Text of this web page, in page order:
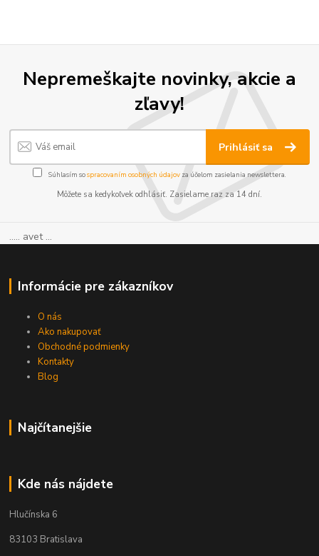
Nepremeškajte novinky, akcie a
zľavy!
Prihlásiť sa
Súhlasím sospracovaním osobných údajov za účelom zasielania newslettera.
Môžete sa kedykoľvek odhlásiť. Zasielame raz za 14 dní.
..... avet ...
Informácie pre zákazníkov
O nás
Ako nakupovať
Obchodné podmienky
Kontakty
Blog
Najčítanejšie
Kde nás nájdete
Hlučínska 6
83103 Bratislava